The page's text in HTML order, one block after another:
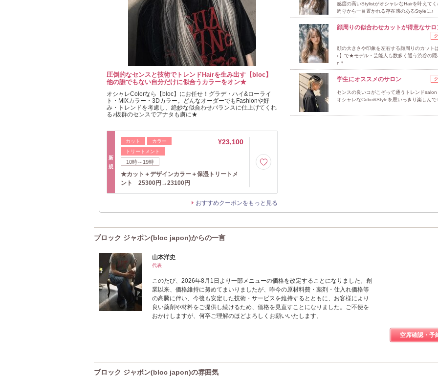
圧倒的なセンスと技術でトレンドHairを生み出す【bloc】
他の誰でもない自分だけに似合うカラーをオン★
オシャレColorなら【bloc】にお任せ！グラデ・ハイ&ローライ
ト・MIXカラー・3Dカラー。どんなオーダーでもFashionや好
み・トレンドを考慮し、絶妙な似合わせバランスに仕上げてくれ
る♪抜群のセンスでアナタも虜に★
新
規
カット
カラー
トリートメント
10時～19時
¥23,100
★カット＋デザインカラー＋保湿トリートメ
ント 25300円→23100円
おすすめクーポンをもっと見る
感度の高いStylistがオシャレなHairを叶えて
周りから一目置かれる存在感のあるStyleに♪
顔周りの似合わせカットが得意なサロ
顔の大きさや印象を左右する顔周りのカット
c】で★モデル・芸能人も数多く通う渋谷の
n＊
学生にオススメのサロン
センスの良いコがこぞって通うトレンド
オシャレなColor&Styleを思いっきり楽しんで
ブロック ジャポン(bloc japon)からの一言
山本洋史
代表
このたび、2026年8月1日より一部メニューの価格を改定することになりました。創
業以来、価格維持に努めてまいりましたが、昨今の原材料費・薬剤・仕入れ価格等
の高騰に伴い、今後も安定した技術・サービスを維持するとともに、お客様により
良い薬剤や材料をご提供し続けるため、価格を見直すことになりました。ご不便を
おかけしますが、何卒ご理解のほどよろしくお願いいたします。
空席確認・予
ブロック ジャポン(bloc japon)の雰囲気